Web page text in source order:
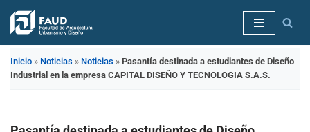
Saltar
contenido
Inicio » Noticias » Noticias » Pasantía destinada a estudiantes de Diseño
Industrial en la empresa CAPITAL DISEÑO Y TECNOLOGIA S.A.S.